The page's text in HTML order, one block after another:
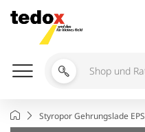
Inhalt
springen
Shop
durchsuchen
StartseiteStyropor Gehrungslade EPS